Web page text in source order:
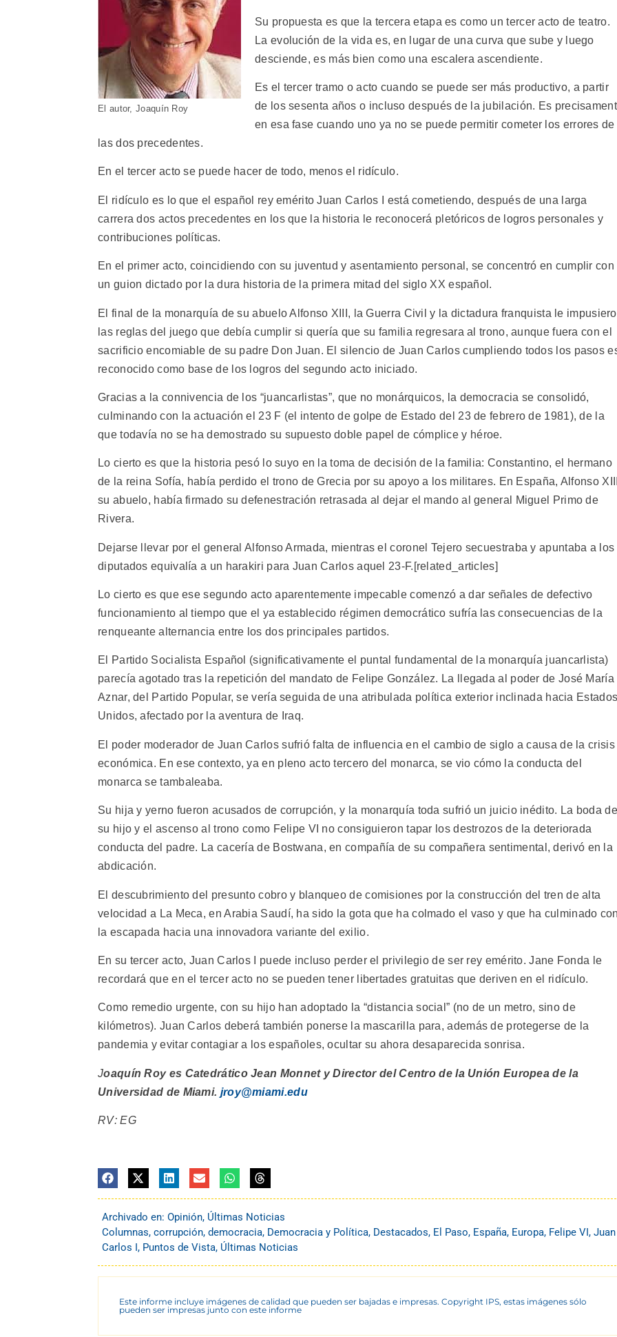
El autor, Joaquín Roy
Su propuesta es que la tercera etapa es como un tercer acto de teatro.
La evolución de la vida es, en lugar de una curva que sube y luego
desciende, es más bien como una escalera ascendiente.
Es el tercer tramo o acto cuando se puede ser más productivo, a partir
de los sesenta años o incluso después de la jubilación. Es
en esa fase cuando uno ya no se puede permitir cometer los errores de
las dos precedentes.
En el tercer acto se puede hacer de todo, menos el ridículo.
El ridículo es lo que el español rey emérito Juan Carlos I está cometiendo, después de una larga
carrera dos actos precedentes en los que la historia le reconocerá pletóricos de logros personales y
contribuciones políticas.
En el primer acto, coincidiendo con su juventud y asentamiento personal, se concentró en cumplir con
un guion dictado por la dura historia de la primera mitad del siglo XX español.
El final de la monarquía de su abuelo Alfonso XIII, la Guerra Civil y la dictadura franquista le
las reglas del juego que debía cumplir si quería que su familia regresara al trono, aunque fuera con el
sacrificio encomiable de su padre Don Juan. El silencio de Juan Carlos cumpliendo todos los pasos
reconocido como base de los logros del segundo acto iniciado.
Gracias a la connivencia de los “juancarlistas”, que no monárquicos, la democracia se consolidó,
culminando con la actuación el 23 F (el intento de golpe de Estado del 23 de febrero de 1981), de la
que todavía no se ha demostrado su supuesto doble papel de cómplice y héroe.
Lo cierto es que la historia pesó lo suyo en la toma de decisión de la familia: Constantino, el hermano
de la reina Sofía, había perdido el trono de Grecia por su apoyo a los militares. En España, Alfonso
su abuelo, había firmado su defenestración retrasada al dejar el mando al general Miguel Primo de
Rivera.
Dejarse llevar por el general Alfonso Armada, mientras el coronel Tejero secuestraba y apuntaba a los
diputados equivalía a un harakiri para Juan Carlos aquel 23-F.[related_articles]
Lo cierto es que ese segundo acto aparentemente impecable comenzó a dar señales de defectivo
funcionamiento al tiempo que el ya establecido régimen democrático sufría las consecuencias de la
renqueante alternancia entre los dos principales partidos.
El Partido Socialista Español (significativamente el puntal fundamental de la monarquía juancarlista)
parecía agotado tras la repetición del mandato de Felipe González. La llegada al poder de José María
Aznar, del Partido Popular, se vería seguida de una atribulada política exterior inclinada hacia
Unidos, afectado por la aventura de Iraq.
El poder moderador de Juan Carlos sufrió falta de influencia en el cambio de siglo a causa de la crisis
económica. En ese contexto, ya en pleno acto tercero del monarca, se vio cómo la conducta del
monarca se tambaleaba.
Su hija y yerno fueron acusados de corrupción, y la monarquía toda sufrió un juicio inédito. La boda de
su hijo y el ascenso al trono como Felipe VI no consiguieron tapar los destrozos de la deteriorada
conducta del padre. La cacería de Bostwana, en compañía de su compañera sentimental, derivó en la
abdicación.
El descubrimiento del presunto cobro y blanqueo de comisiones por la construcción del tren de alta
velocidad a La Meca, en Arabia Saudí, ha sido la gota que ha colmado el vaso y que ha culminado
la escapada hacia una innovadora variante del exilio.
En su tercer acto, Juan Carlos I puede incluso perder el privilegio de ser rey emérito. Jane Fonda le
recordará que en el tercer acto no se pueden tener libertades gratuitas que deriven en el ridículo.
Como remedio urgente, con su hijo han adoptado la “distancia social” (no de un metro, sino de
kilómetros). Juan Carlos deberá también ponerse la mascarilla para, además de protegerse de la
pandemia y evitar contagiar a los españoles, ocultar su ahora desaparecida sonrisa.
Joaquín Roy es Catedrático Jean Monnet y Director del Centro de la Unión Europea de la
Universidad de Miami. jroy@miami.edu
RV: EG
Archivado en: Opinión, Últimas Noticias
Columnas, corrupción, democracia, Democracia y Política, Destacados, El Paso, España, Europa, Felipe VI, Juan
Carlos I, Puntos de Vista, Últimas Noticias
Este informe incluye imágenes de calidad que pueden ser bajadas e impresas. Copyright IPS, estas imágenes sólo
pueden ser impresas junto con este informe